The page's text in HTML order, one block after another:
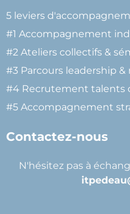
5 leviers
#1 Accompagnement
#2 Ateliers collectifs &
#3 Parcours leadership
#4 Recrutement talents
#5 Accompagnement
Contactez-nous
N'hésitez pas à